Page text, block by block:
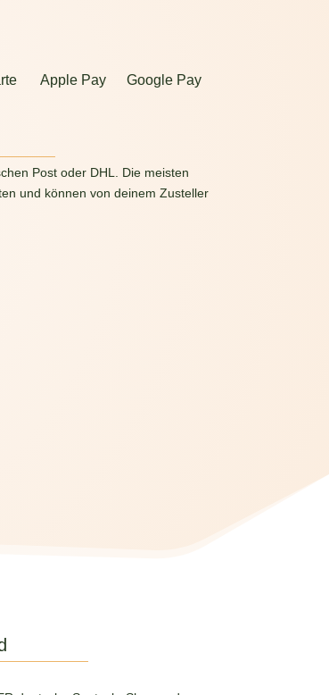
Apple Pay Google Pay
Post oder DHL. Die meisten
und können von deinem Zusteller